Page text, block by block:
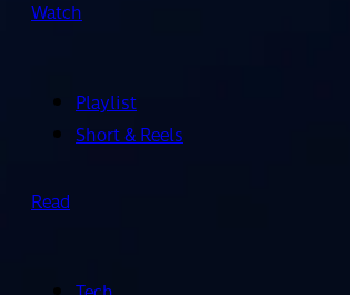
Watch
Playlist
Short & Reels
Read